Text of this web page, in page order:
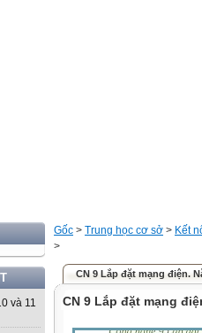
và 11
Gốc > Trung học cơ sở > Kết
>
CN 9 Lắp đặt mạng điện.
CN 9 Lắp đặt mạng